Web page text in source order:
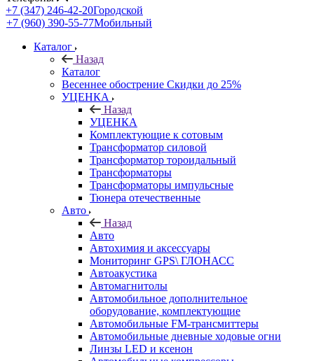
+7 (347) 246-42-20Городской
+7 (960) 390-55-77Мобильный
Каталог
Назад
Каталог
Весеннее обострение Скидки до 25%
УЦЕНКА
Назад
УЦЕНКА
Комплектующие к сотовым
Трансформатор силовой
Трансформатор тороидальный
Трансформаторы
Трансформаторы импульсные
Тюнера отечественные
Авто
Назад
Авто
Автохимия и аксессуары
Мониторинг GPS\ ГЛОНАСС
Автоакустика
Автомагнитолы
Автомобильное дополнительное
оборудование, комплектующие
Автомобильные FM-трансмиттеры
Автомобильные дневные ходовые огни
Линзы LED и ксенон